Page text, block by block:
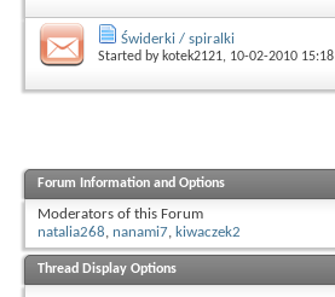
Świderki / spiralki
Started by kotek2121, 10-02-2010 15:18
Forum Information and Options
Moderators of this Forum
natalia268, nanami7, kiwaczek2
Thread Display Options